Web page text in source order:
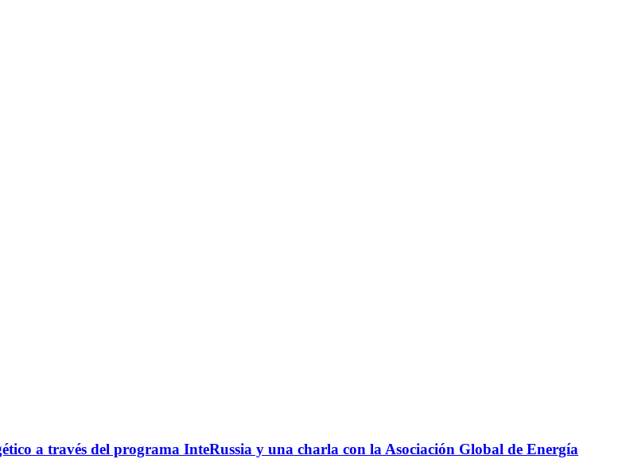
a través del programa InteRussia y una charla con la Asociación Global de Energía